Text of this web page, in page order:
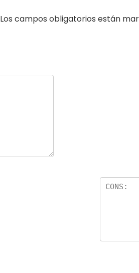
Los campos obligatorios están